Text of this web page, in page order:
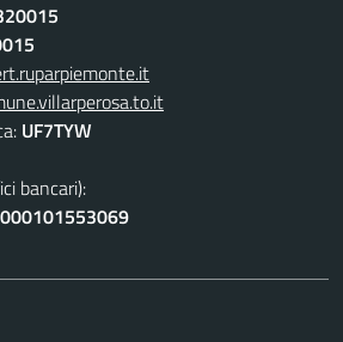
UF7TYW
bancari):